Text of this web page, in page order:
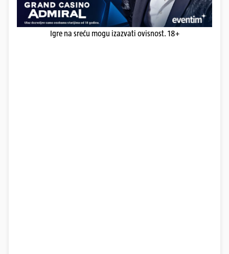
Igre na sreću mogu izazvati ovisnost. 18+